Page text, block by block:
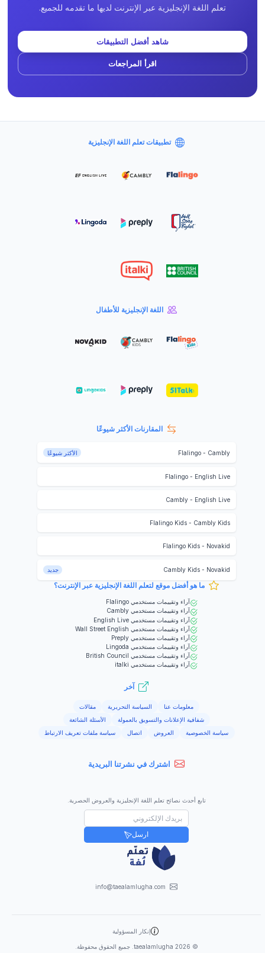
تعلم اللغة الإنجليزية عبر الإنترنت لديها ما تقدمه للجميع.
شاهد أفضل التطبيقات
اقرأ المراجعات
تطبيقات تعلم اللغة الإنجليزية
اللغة الإنجليزية للأطفال
المقارنات الأكثر شيوعًا
Flalingo- Cambly الأكثر شيوعًا
Flalingo- English Live
Cambly- English Live
Flalingo Kids- Cambly Kids
Flalingo Kids- Novakid
Cambly Kids- Novakid جديد
ما هو أفضل موقع لتعلم اللغة الإنجليزية عبر الإنترنت؟
آراء وتقييمات مستخدمي Flalingo
آراء وتقييمات مستخدمي Cambly
آراء وتقييمات مستخدمي English Live
آراء وتقييمات مستخدمي Wall Street English
آراء وتقييمات مستخدمي Preply
آراء وتقييمات مستخدمي Lingoda
آراء وتقييمات مستخدمي British Council
آراء وتقييمات مستخدمي italki
آخر
معلومات عنا السياسة التحريرية
مقالات
شفافية الإعلانات والتسويق بالعمولة
الأسئلة الشائعة
سياسة الخصوصية
العروض اتصال سياسة ملفات تعريف الارتباط
اشترك في نشرتنا البريدية
تابع أحدث نصائح تعلم اللغة الإنجليزية والعروض الحصرية.
ارسل
info@taealamlugha.com
إنكار المسؤولية
©
2026